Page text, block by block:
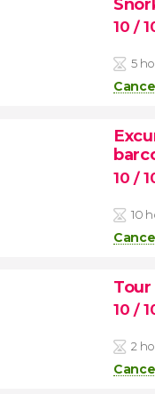
10 /
5
10 /
10
10 /
2